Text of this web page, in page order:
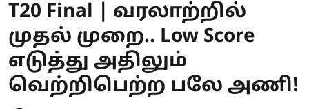
T20 Final | வரலாற்றில்
முதல் முறை.. Low Score
எடுத்து அதிலும்
வெற்றிபெற்ற பலே அணி!